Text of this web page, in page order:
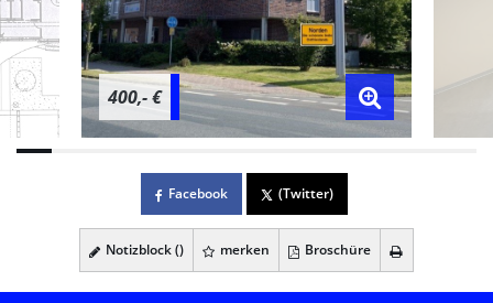
400,- €
Facebook (Twitter)
Notizblock () merken Broschüre